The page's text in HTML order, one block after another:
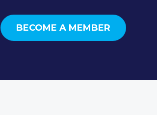
BECOME A MEMBER